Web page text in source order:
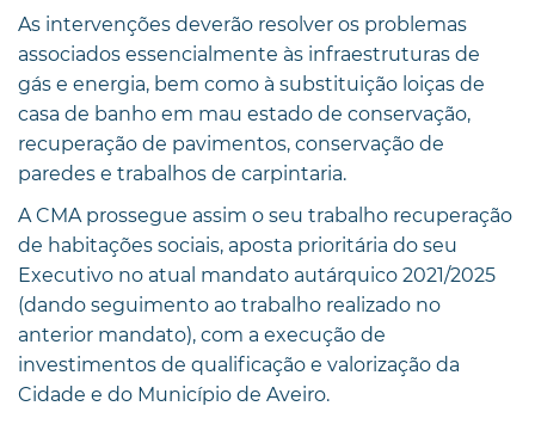
As intervenções deverão resolver os problemas
associados essencialmente às infraestruturas de
gás e energia, bem como à substituição loiças de
casa de banho em mau estado de conservação,
recuperação de pavimentos, conservação de
paredes e trabalhos de carpintaria.
A CMA prossegue assim o seu trabalho recuperação
de habitações sociais, aposta prioritária do seu
Executivo no atual mandato autárquico 2021/2025
(dando seguimento ao trabalho realizado no
anterior mandato), com a execução de
investimentos de qualificação e valorização da
Cidade e do Município de Aveiro.